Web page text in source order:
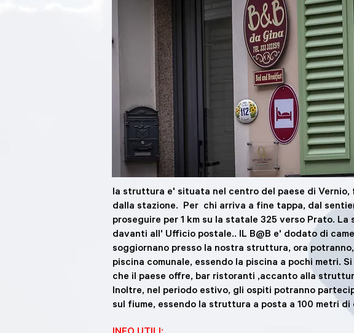
la struttura e' situata nel centro del paese di
dalla stazione. Per chi arriva a fine tappa, dal
proseguire per 1 km su la statale 325 verso Prato.
davanti all' Ufficio postale.. IL B@B e' dodato di
soggiornano presso la nostra struttura, ora
piscina comunale, essendo la piscina a pochi metri.
che il paese offre, bar ristoranti ,accanto alla
Inoltre, nel periodo estivo, gli ospiti potranno
sul fiume, essendo la struttura a posta a 100 metri di